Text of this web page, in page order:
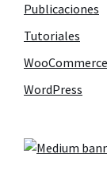
Publicaciones
Tutoriales
WooCommerce
WordPress